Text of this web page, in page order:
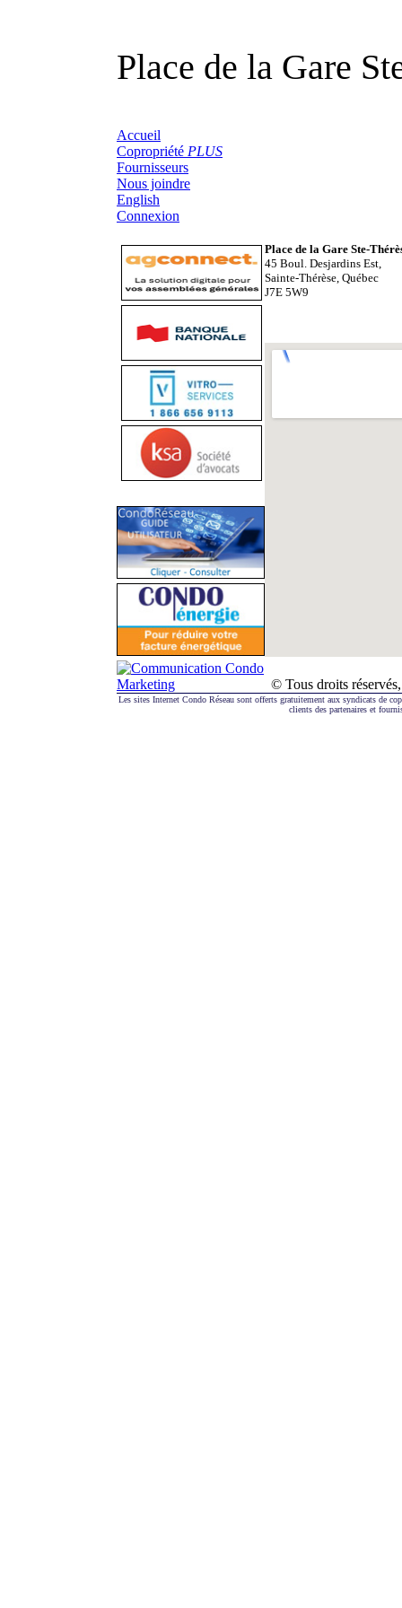
Place de la Gare
Accueil
Copropriété PLUS
Fournisseurs
Nous joindre
English
Connexion
Place de la Gare Ste-
45 Boul. Desjardins Est,
Sainte-Thérèse, Québec
J7E 5W9
© Tous droits
Les sites Internet Condo Réseau sont offerts gratuitement aux syndicats de
clients des partenaires et